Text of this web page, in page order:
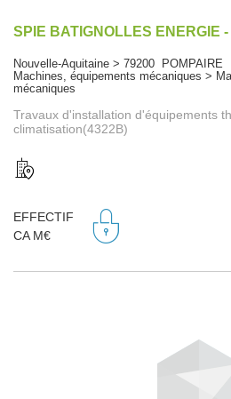
SPIE BATIGNOLLES ENERGIE -
Nouvelle-Aquitaine > 79200 POMPAIRE
Machines, équipements mécaniques >
mécaniques
Travaux d'installation d'équipements
climatisation(4322B)
EFFECTIF
CA M€